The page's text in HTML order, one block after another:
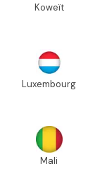
Koweït
Luxembourg
Mali